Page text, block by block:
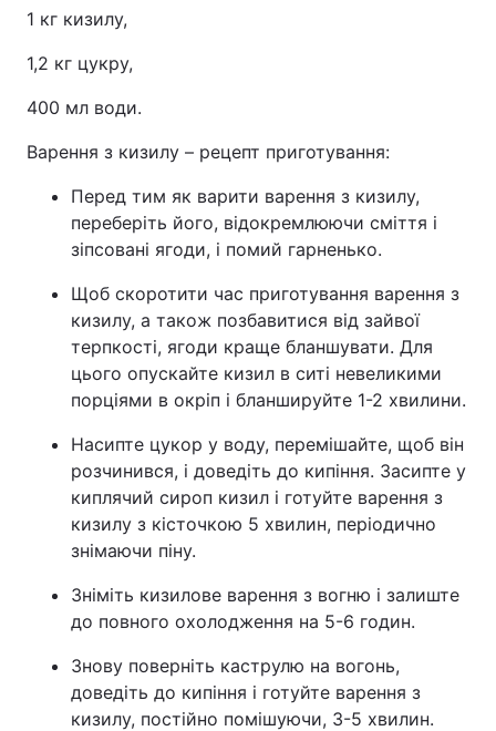
1 кг кизилу,
1,2 кг цукру,
400 мл води.
Варення з кизилу – рецепт приготування:
Перед тим як варити варення з кизилу,
переберіть його, відокремлюючи сміття і
зіпсовані ягоди, і помий гарненько.
Щоб скоротити час приготування варення з
кизилу, а також позбавитися від зайвої
терпкості, ягоди краще бланшувати. Для
цього опускайте кизил в ситі невеликими
порціями в окріп і бланшируйте 1-2 хвилини.
Насипте цукор у воду, перемішайте, щоб він
розчинився, і доведіть до кипіння. Засипте у
киплячий сироп кизил і готуйте варення з
кизилу з кісточкою 5 хвилин, періодично
знімаючи піну.
Зніміть кизилове варення з вогню і залиште
до повного охолодження на 5-6 годин.
Знову поверніть каструлю на вогонь,
доведіть до кипіння і готуйте варення з
кизилу, постійно помішуючи, 3-5 хвилин.